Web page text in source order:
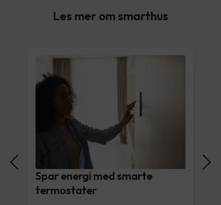
Les mer om smarthus
Spar energi med smarte
termostater